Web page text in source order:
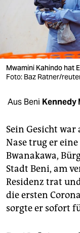
wahrheit
verlag
verlag
veranstaltungen
fragen & hilfe
unterstützen
abo
genossenschaft
epaper login
Mwamini Kahindo hat
Foto: Baz Ratner/
Aus Beni Kennedy
Sein Gesicht
Nase trug er
Bwanakawa,
Stadt Beni, am
Residenz trat
die ersten
sorgte er sofort